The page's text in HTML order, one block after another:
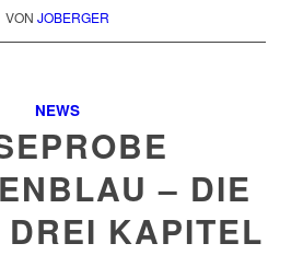
VONJOBERGER
NEWS
– DIE
DREI KAPITEL